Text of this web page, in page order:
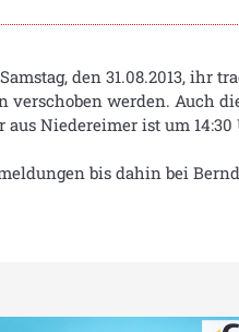
den 31.08.2013, ihr
werden. Auch
Niedereimer ist um
bis dahin bei Bernd